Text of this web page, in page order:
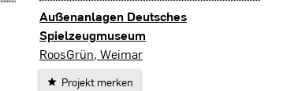
Außenanlagen Deutsches
Spielzeugmuseum
Sonneberg
RoosGrün, Weimar
Projekt merken